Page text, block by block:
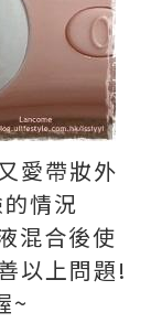
愛帶妝外
情況
混合後使
以上問題!
~